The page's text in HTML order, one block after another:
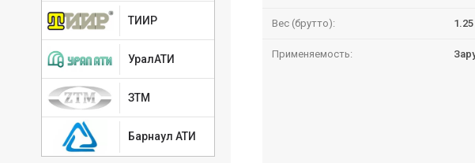
ТИИР
УралАТИ
ЗТМ
Барнаул АТИ
Вес (брутто): 1.25
Применяемость: